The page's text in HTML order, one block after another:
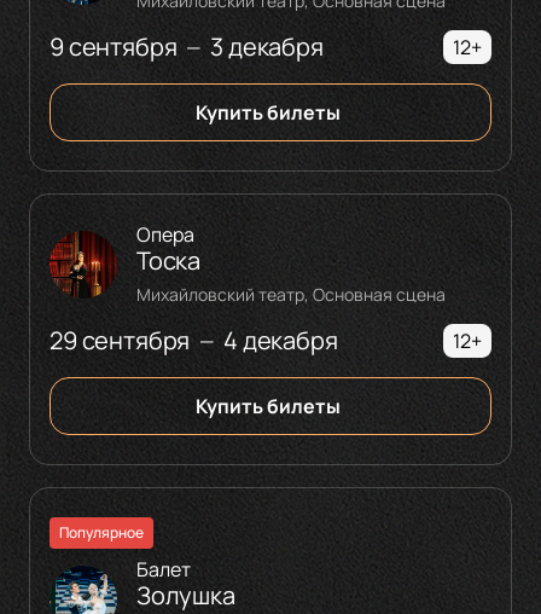
9 сентября — 3 декабря 12+
Купить билеты
29 сентября — 4 декабря
Опера
Тоска
Михайловский театр, Основная сцена
12+
Купить билеты
Популярное
Балет
Золушка